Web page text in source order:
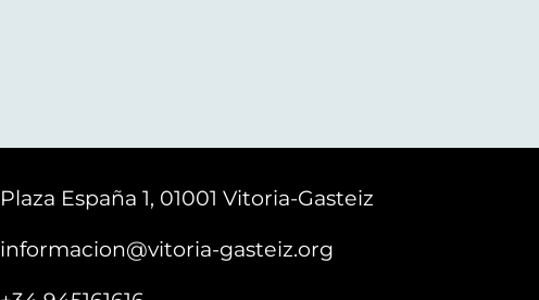
Plaza España 1, 01001 Vitoria-Gasteiz
informacion@vitoria-gasteiz.org